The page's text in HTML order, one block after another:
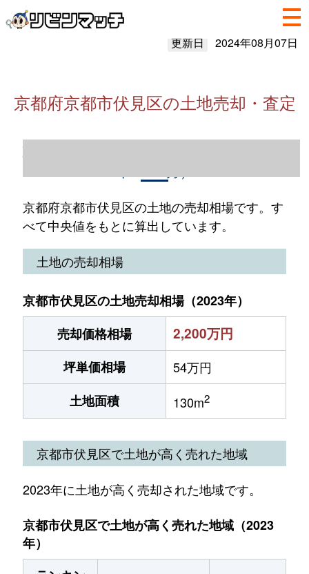
更新日 2024年08月07日
京都府京都市伏見区の土地売却・査定
京都府京都市伏見区の土地の売却相場です。す
べて中央値をもとに算出しています。
土地の売却相場
京都市伏見区の土地売却相場（2023年）
売却価格相場
2,200万円
坪単価相場
54万円
土地面積
130m2
京都市伏見区で土地が高く売れた地域
2023年に土地が高く売却された地域です。
京都市伏見区で土地が高く売れた地域（2023
年）